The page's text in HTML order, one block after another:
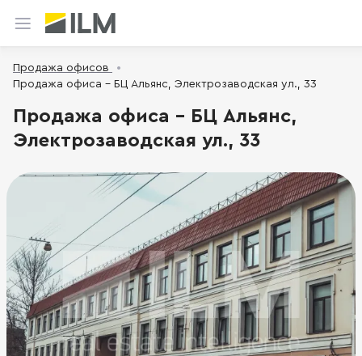
Продажа офисов
Продажа офиса - БЦ Альянс, Электрозаводская ул., 33
Продажа офиса - БЦ Альянс,
Электрозаводская ул., 33